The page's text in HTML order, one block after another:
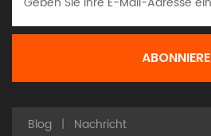
Blog |
Nachricht